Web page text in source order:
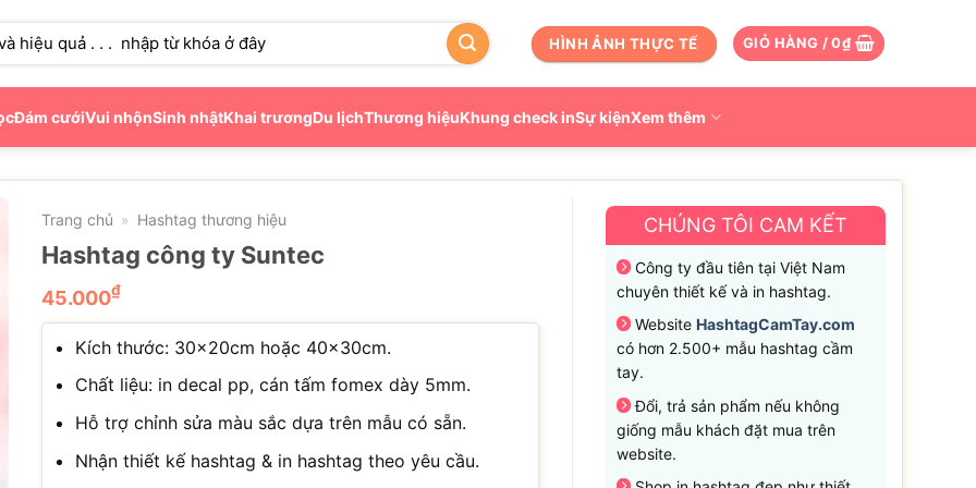
HÌNH ẢNH THỰC TẾ GIỎ HÀNG /0₫
Đám cướiVui nhộnSinh nhậtKhai trươngDu lịchThương hiệuKhung check inSự kiệnXem thêm
Trang chủ » Hashtag thương hiệu
Hashtag công ty Suntec
45.000₫
Kích thước: 30×20cm hoặc 40×30cm.
Chất liệu: in decal pp, cán tấm fomex dày 5mm.
Hỗ trợ chỉnh sửa màu sắc dựa trên mẫu có sẵn.
Nhận thiết kế hashtag & in hashtag theo yêu cầu.
CHÚNG TÔI CAM KẾT
Công ty đầu tiên tại Việt Nam
chuyên thiết kế và in hashtag.
Website HashtagCamTay.com
có hơn 2.500+ mẫu hashtag cầm
tay.
Đổi, trả sản phẩm nếu không
giống mẫu khách đặt mua trên
website.